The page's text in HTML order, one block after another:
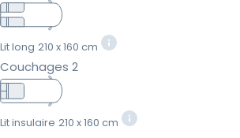
Lit long 210 x 160 cm
Couchages 2
Lit insulaire 210 x 160 cm